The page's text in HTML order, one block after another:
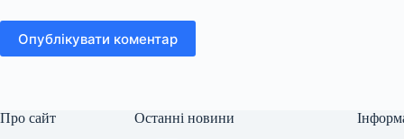
Опублікувати коментар
Про сайт Останні новини